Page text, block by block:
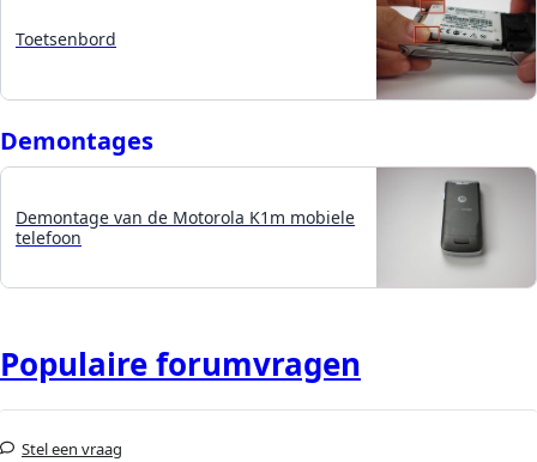
Toetsenbord
Demontages
Demontage van de Motorola K1m mobiele
telefoon
Populaire forumvragen
Stel een vraag